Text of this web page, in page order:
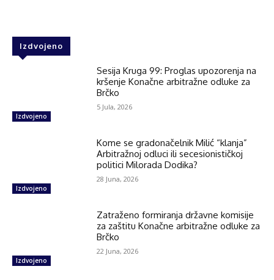
Izdvojeno
Izdvojeno
Sesija Kruga 99: Proglas upozorenja na
kršenje Konačne arbitražne odluke za
Brčko
5 Jula, 2026
Izdvojeno
Kome se gradonačelnik Milić “klanja”
Arbitražnoj odluci ili secesionističkoj
politici Milorada Dodika?
28 Juna, 2026
Izdvojeno
Zatraženo formiranja državne komisije
za zaštitu Konačne arbitražne odluke za
Brčko
22 Juna, 2026